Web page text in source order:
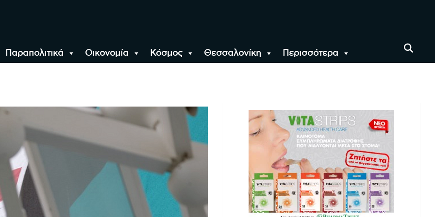
Παραπολιτικά Οικονομία Κόσμος Θεσσαλονίκη Περισσότερα